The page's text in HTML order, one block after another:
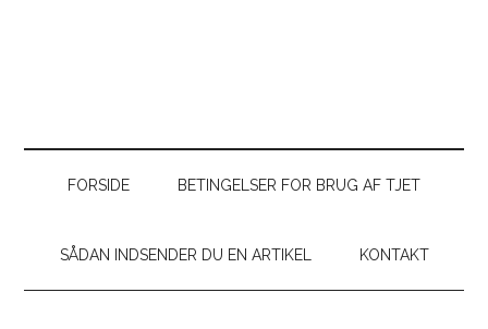
FORSIDE BETINGELSER FOR BRUG AF TJET
SÅDAN INDSENDER DU EN ARTIKEL KONTAKT